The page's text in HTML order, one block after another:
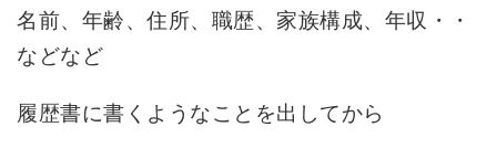
名前、年齢、住所、職歴、家族構成、年収・・
などなど
履歴書に書くようなことを出してから